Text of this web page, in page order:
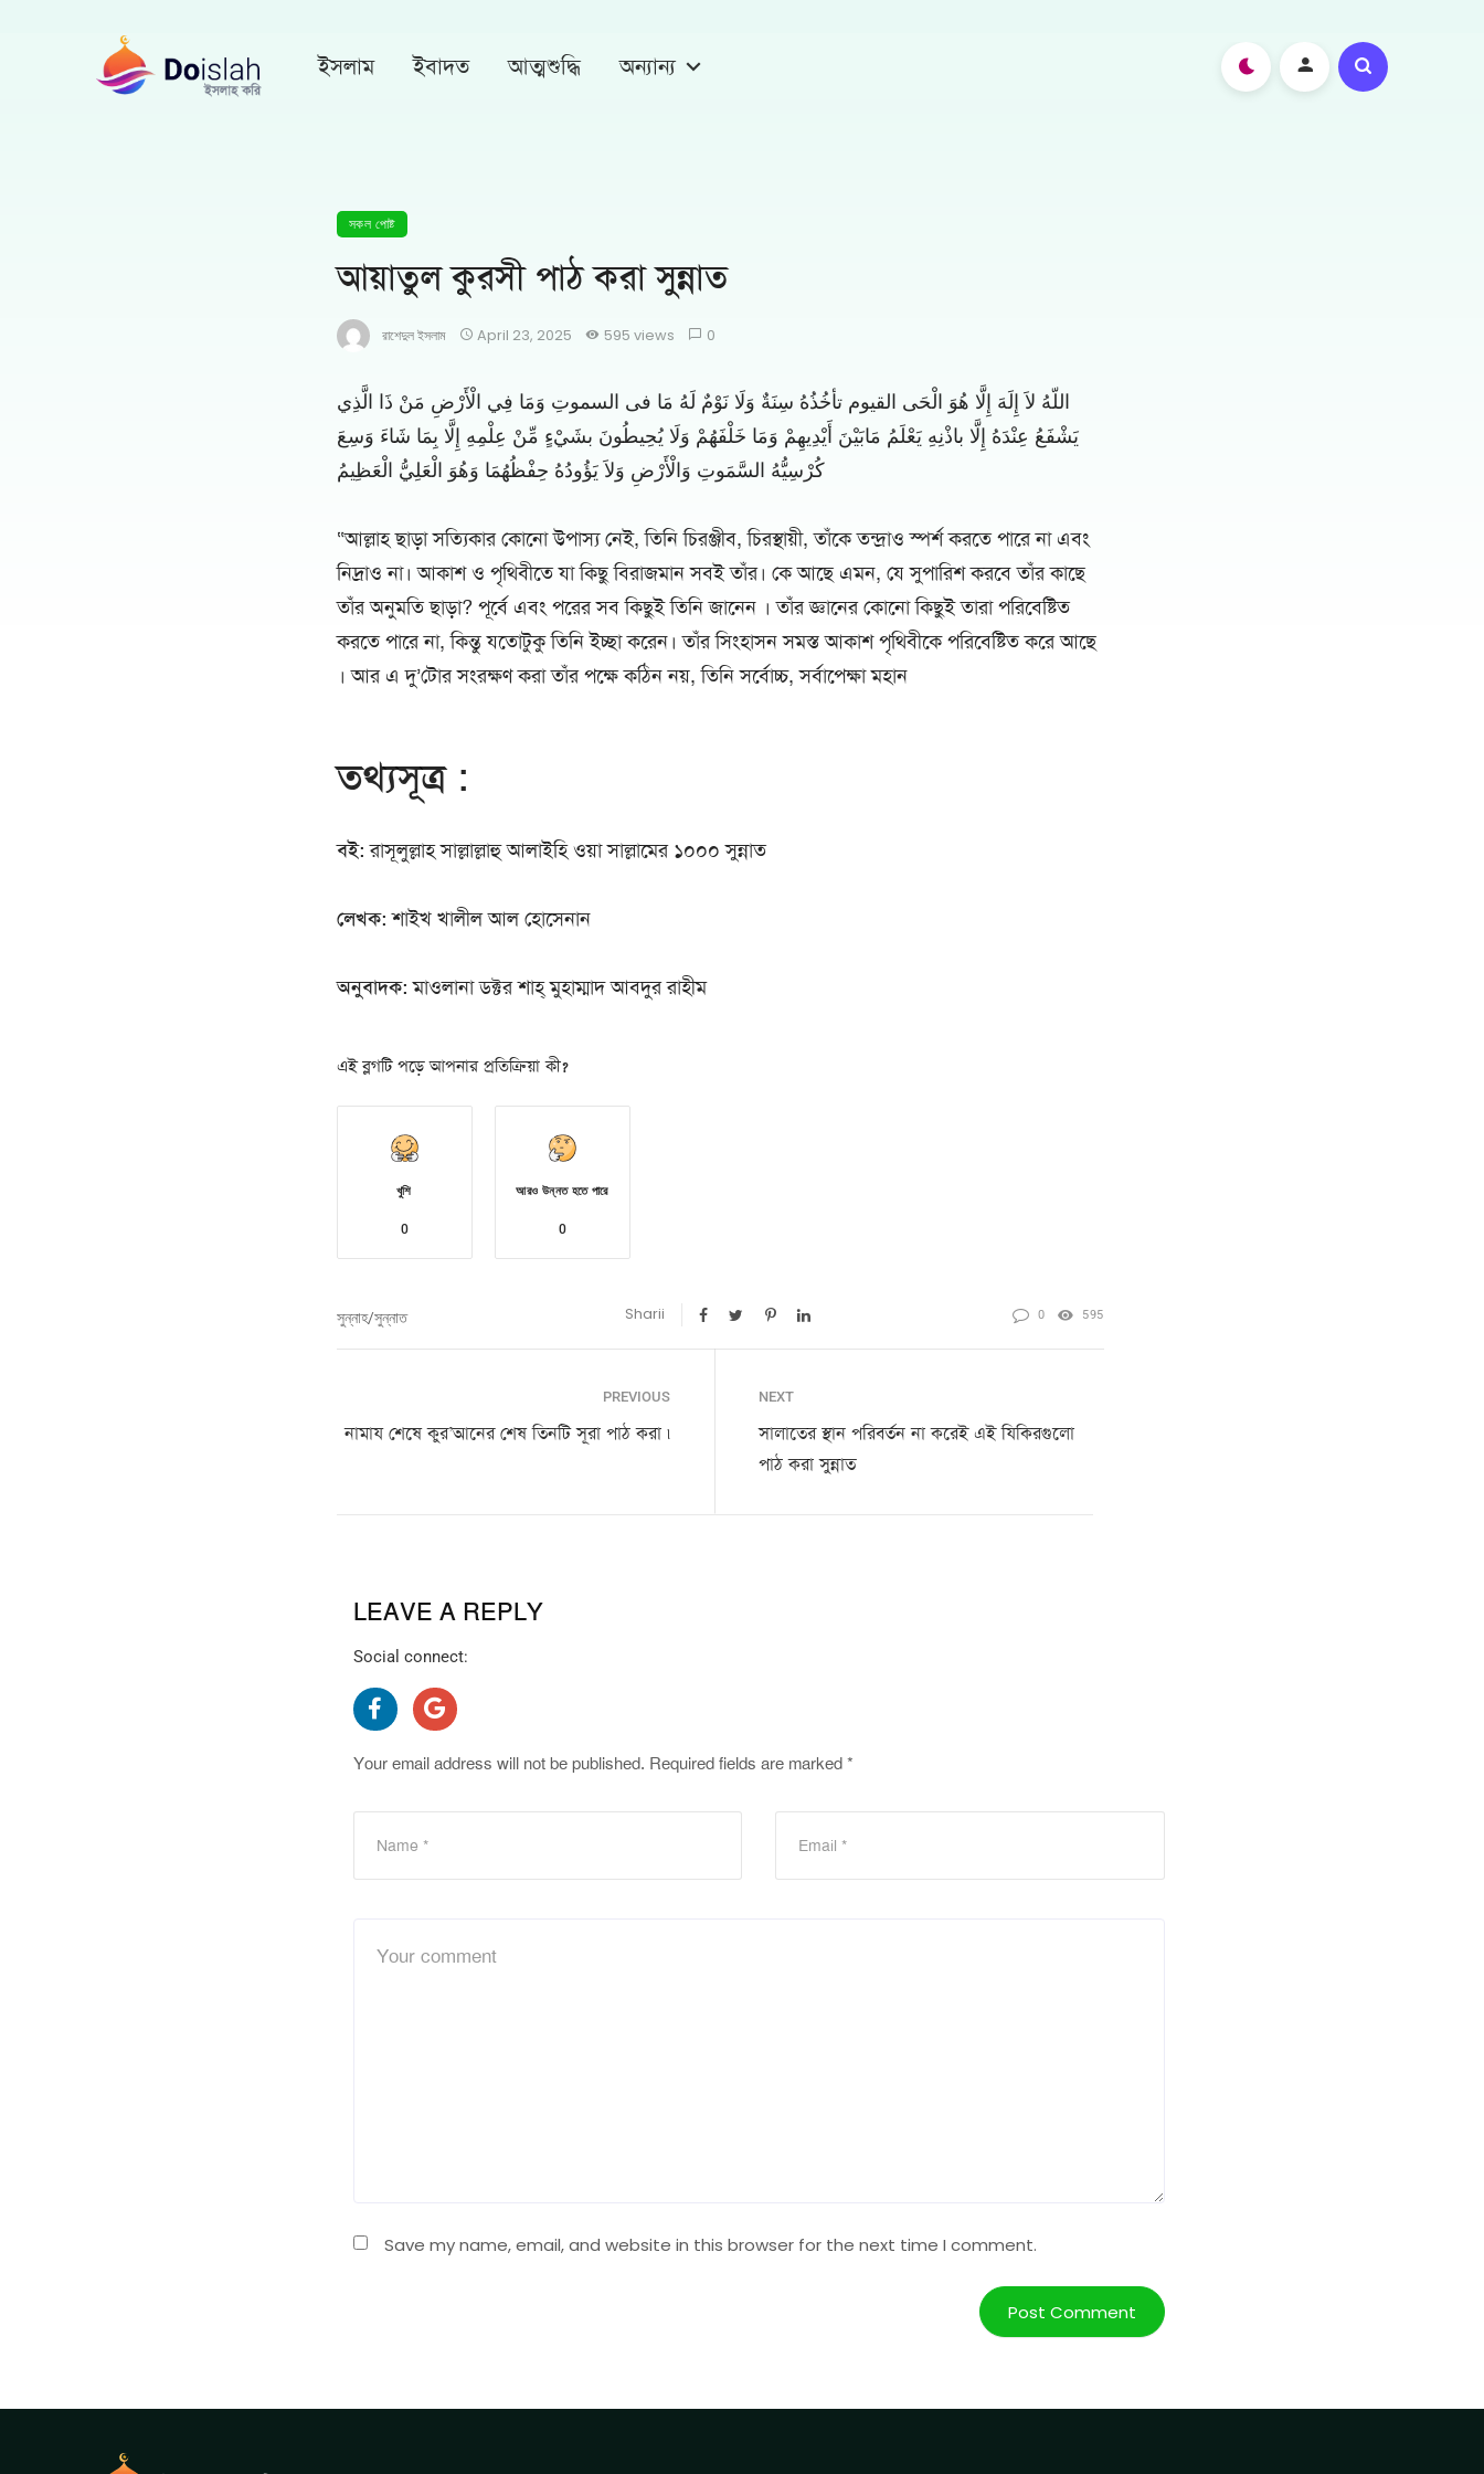
ইসলাম ইবাদত আত্মশুদ্ধি অন্যান্য
সকল পোষ্ট
আয়াতুল কুরসী পাঠ করা সুন্নাত
রাশেদুল ইসলাম April 23, 2025 595 views 0
اللّهُ لاَ إِلَهَ إِلَّا هُوَ الْحَى القيوم تأخُذُهُ سِنَةٌ وَلَا نَوْمٌ لَهُ مَا فى السموتِ وَمَا فِي الْأَرْضِ مَنْ ذَا الَّذِي
يَشْفَعُ عِنْدَهُ إِلَّا باذْنِهِ يَعْلَمُ مَابَيْنَ أَيْدِيهِمْ وَمَا خَلْفَهُمْ وَلَا يُحِيطُونَ بشَيْءٍ مِّنْ عِلْمِهِ إِلَّا بِمَا شَاءَ وَسِعَ
كُرْسِيُّهُ السَّمَوتِ وَالْأَرْضِ وَلاَ يَؤُودُهُ حِفْظُهُمَا وَهُوَ الْعَلِيُّ الْعَظِيمُ
“আল্লাহ ছাড়া সত্যিকার কোনো উপাস্য নেই, তিনি চিরঞ্জীব, চিরস্থায়ী, তাঁকে তন্দ্রাও স্পর্শ করতে পারে না এবং
নিদ্রাও না। আকাশ ও পৃথিবীতে যা কিছু বিরাজমান সবই তাঁর। কে আছে এমন, যে সুপারিশ করবে তাঁর কাছে
তাঁর অনুমতি ছাড়া? পূর্বে এবং পরের সব কিছুই তিনি জানেন । তাঁর জ্ঞানের কোনো কিছুই তারা পরিবেষ্টিত
করতে পারে না, কিন্তু যতোটুকু তিনি ইচ্ছা করেন। তাঁর সিংহাসন সমস্ত আকাশ পৃথিবীকে পরিবেষ্টিত করে আছে
। আর এ দু’টোর সংরক্ষণ করা তাঁর পক্ষে কঠিন নয়, তিনি সর্বোচ্চ, সর্বাপেক্ষা মহান
তথ্যসূত্র :
বই: রাসূলুল্লাহ সাল্লাল্লাহু আলাইহি ওয়া সাল্লামের ১০০০ সুন্নাত
লেখক: শাইখ খালীল আল হোসেনান
অনুবাদক: মাওলানা ডক্টর শাহ্‌ মুহাম্মাদ আবদুর রাহীম
এই ব্লগটি পড়ে আপনার প্রতিক্রিয়া কী?
খুশি
0
আরও উন্নত হতে পারে
0
সুন্নাহ/সুন্নাত 0 595
Sharii
PREVIOUS
নামায শেষে কুর’আনের শেষ তিনটি সূরা পাঠ করা ৷
NEXT
সালাতের স্থান পরিবর্তন না করেই এই যিকিরগুলো
পাঠ করা সুন্নাত
LEAVE A REPLY
Social connect:
Your email address will not be published. Required fields are marked *
Save my name, email, and website in this browser for the next time I comment.